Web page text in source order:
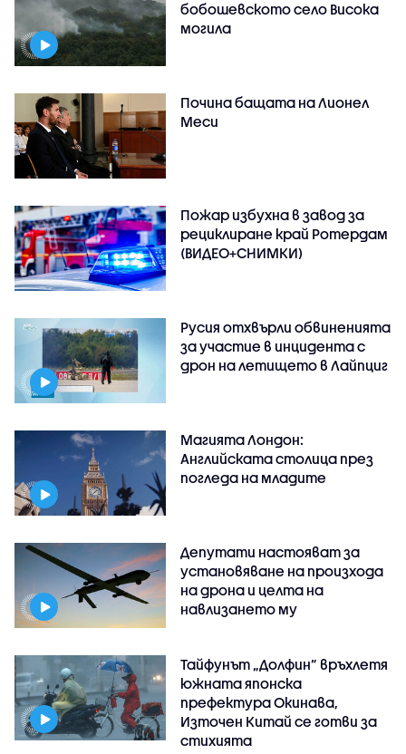
бобошевското село Висока
могила
Почина бащата на Лионел
Меси
Пожар избухна в завод за
рециклиране край Ротердам
(ВИДЕО+СНИМКИ)
Русия отхвърли обвиненията
за участие в инцидента с
дрон на летището в Лайпциг
Магията Лондон:
Английската столица през
погледа на младите
Депутати настояват за
установяване на произхода
на дрона и целта на
навлизането му
Тайфунът „Долфин” връхлетя
южната японска
префектура Окинава,
Източен Китай се готви за
стихията